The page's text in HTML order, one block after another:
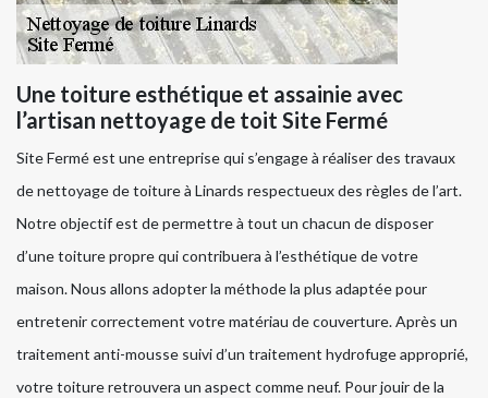
Une toiture esthétique et assainie avec
l’artisan nettoyage de toit Site Fermé
Site Fermé est une entreprise qui s’engage à réaliser des travaux
de nettoyage de toiture à Linards respectueux des règles de l’art.
Notre objectif est de permettre à tout un chacun de disposer
d’une toiture propre qui contribuera à l’esthétique de votre
maison. Nous allons adopter la méthode la plus adaptée pour
entretenir correctement votre matériau de couverture. Après un
traitement anti-mousse suivi d’un traitement hydrofuge approprié,
votre toiture retrouvera un aspect comme neuf. Pour jouir de la